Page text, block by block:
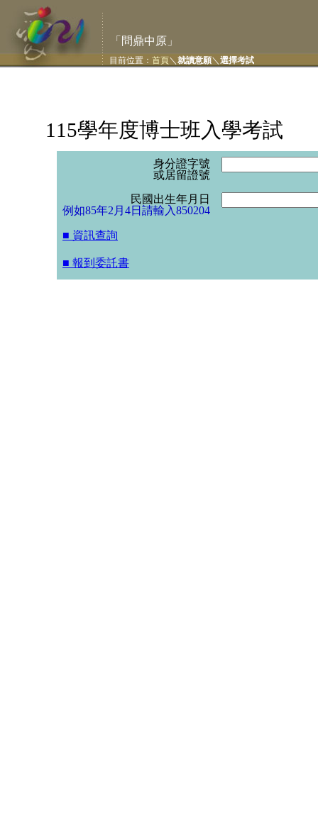
「問鼎中原」
目前位置： 首頁＼ 就讀意願＼ 選擇考試
115學年度博士班入學考試
身分證字號
或居留證號
民國出生年月日
例如85年2月4日請輸入850204
■ 資訊查詢
■ 報到委託書